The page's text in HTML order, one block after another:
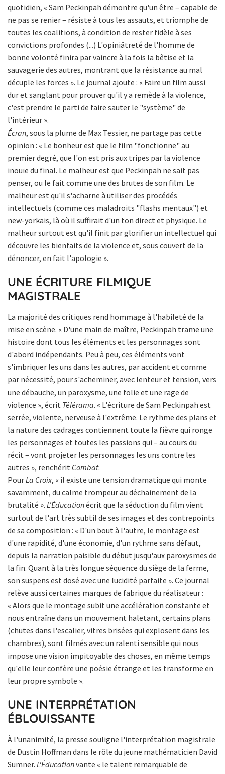
quotidien, « Sam Peckinpah démontre qu'un être – capable de
ne pas se renier – résiste à tous les assauts, et triomphe de
toutes les coalitions, à condition de rester fidèle à ses
convictions profondes (...) L'opiniâtreté de l'homme de
bonne volonté finira par vaincre à la fois la bêtise et la
sauvagerie des autres, montrant que la résistance au mal
décuple les forces ». Le journal ajoute : « Faire un film aussi
dur et sanglant pour prouver qu'il y a remède à la violence,
c'est prendre le parti de faire sauter le "système" de
l'intérieur ».
Écran, sous la plume de Max Tessier, ne partage pas cette
opinion : « Le bonheur est que le film "fonctionne" au
premier degré, que l'on est pris aux tripes par la violence
inouïe du final. Le malheur est que Peckinpah ne sait pas
penser, ou le fait comme une des brutes de son film. Le
malheur est qu'il s'acharne à utiliser des procédés
intellectuels (comme ces maladroits "flashs mentaux") et
new-yorkais, là où il suffirait d'un ton direct et physique. Le
malheur surtout est qu'il finit par glorifier un intellectuel qui
découvre les bienfaits de la violence et, sous couvert de la
dénoncer, en fait l'apologie ».
UNE ÉCRITURE FILMIQUE
MAGISTRALE
La majorité des critiques rend hommage à l'habileté de la
mise en scène. « D'une main de maître, Peckinpah trame une
histoire dont tous les éléments et les personnages sont
d'abord indépendants. Peu à peu, ces éléments vont
s'imbriquer les uns dans les autres, par accident et comme
par nécessité, pour s'acheminer, avec lenteur et tension, vers
une débauche, un paroxysme, une folie et une rage de
violence », écrit Télérama. « L'écriture de Sam Peckinpah est
serrée, violente, nerveuse à l'extrême. Le rythme des plans et
la nature des cadrages contiennent toute la fièvre qui ronge
les personnages et toutes les passions qui – au cours du
récit – vont projeter les personnages les uns contre les
autres », renchérit Combat.
PourLa Croix, « il existe une tension dramatique qui monte
savamment, du calme trompeur au déchainement de la
brutalité ». L'Éducationécrit que la séduction du film vient
surtout de l'art très subtil de ses images et des contrepoints
de sa composition : « D'un bout à l'autre, le montage est
d'une rapidité, d'une économie, d'un rythme sans défaut,
depuis la narration paisible du début jusqu'aux paroxysmes de
la fin. Quant à la très longue séquence du siège de la ferme,
son suspens est dosé avec une lucidité parfaite ». Ce journal
relève aussi certaines marques de fabrique du réalisateur :
« Alors que le montage subit une accélération constante et
nous entraîne dans un mouvement haletant, certains plans
(chutes dans l'escalier, vitres brisées qui explosent dans les
chambres), sont filmés avec un ralenti sensible qui nous
impose une vision impitoyable des choses, en même temps
qu'elle leur confère une poésie étrange et les transforme en
leur propre symbole ».
UNE INTERPRÉTATION
ÉBLOUISSANTE
À l'unanimité, la presse souligne l'interprétation magistrale
de Dustin Hoffman dans le rôle du jeune mathématicien David
Sumner. L'Éducationvante « le talent remarquable de